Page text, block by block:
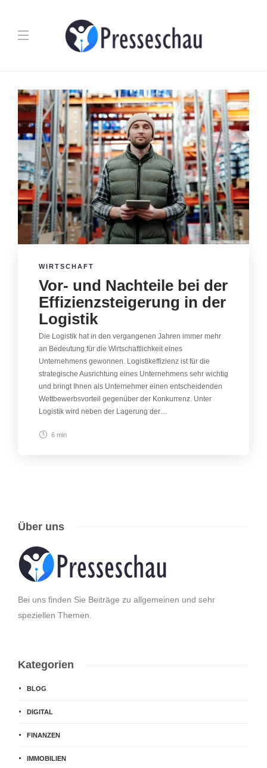
WIRTSCHAFT
Vor- und Nachteile bei der
Effizienzsteigerung in der
Logistik
Die Logistik hat in den vergangenen Jahren immer mehr
an Bedeutung für die Wirtschaftlichkeit eines
Unternehmens gewonnen. Logistikeffizienz ist für die
strategische Ausrichtung eines Unternehmens sehr wichtig
und bringt Ihnen als Unternehmer einen entscheidenden
Wettbewerbsvorteil gegenüber der Konkurrenz. Unter
Logistik wird neben der Lagerung der…
6 min
Über uns
Bei uns finden Sie Beiträge zu allgemeinen und sehr
speziellen Themen.
Kategorien
BLOG
DIGITAL
FINANZEN
IMMOBILIEN